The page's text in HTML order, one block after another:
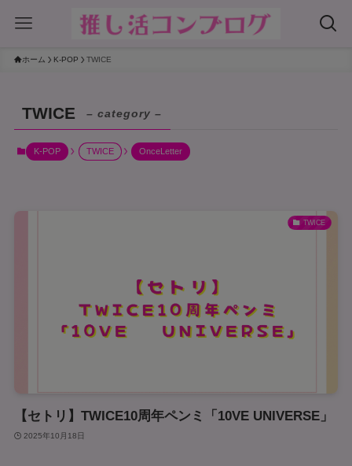
ホーム K-POP TWICE
TWICE – category –
K-POP TWICE OnceLetter
TWICE
【セトリ】TWICE10周年ペンミ「10VE UNIVERSE」
2025年10月18日